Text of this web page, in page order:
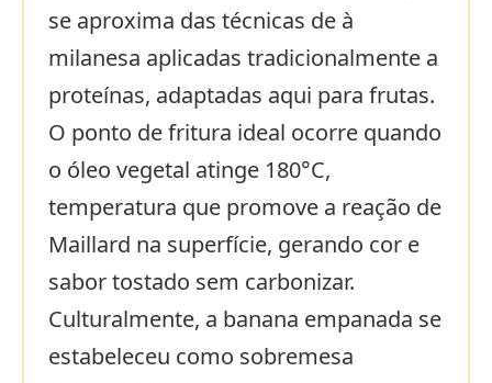
se aproxima das técnicas de à
milanesa aplicadas tradicionalmente a
proteínas, adaptadas aqui para frutas.
O ponto de fritura ideal ocorre quando
o óleo vegetal atinge 180°C,
temperatura que promove a reação de
Maillard na superfície, gerando cor e
sabor tostado sem carbonizar.
Culturalmente, a banana empanada se
estabeleceu como sobremesa